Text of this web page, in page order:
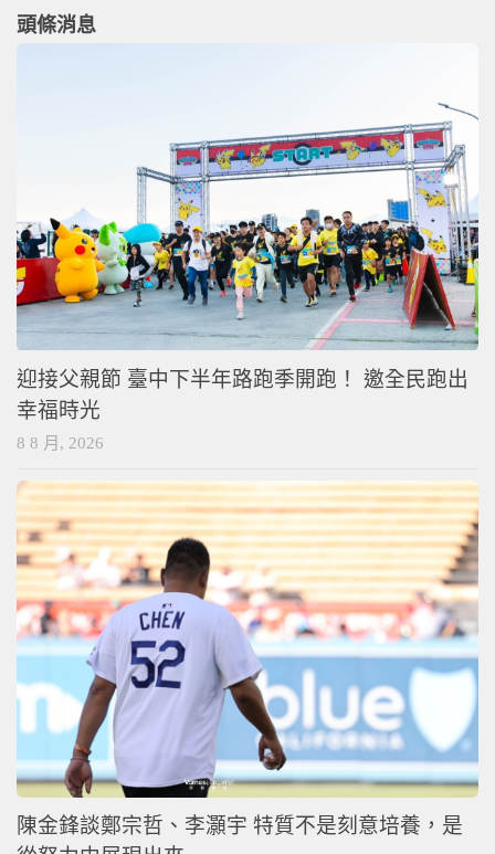
頭條消息
迎接父親節 臺中下半年路跑季開跑！ 邀全民跑出
幸福時光
8 8 月, 2026
陳金鋒談鄭宗哲、李灝宇 特質不是刻意培養，是